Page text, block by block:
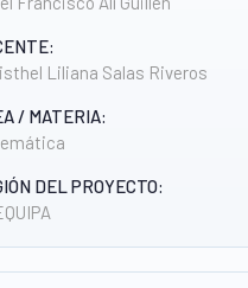
Liliana Salas Riveros
/ MATERIA:
DEL PROYECTO: